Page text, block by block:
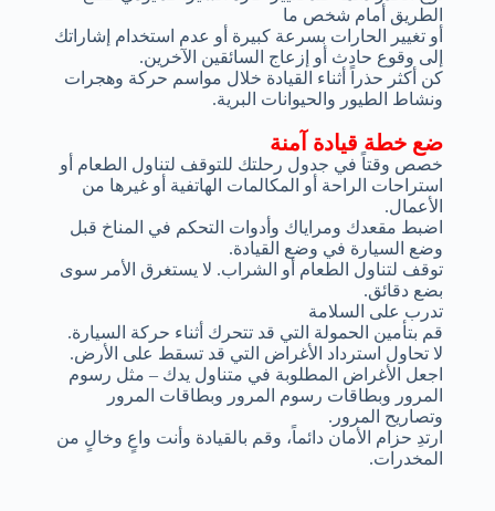
ضع خطة قيادة آمنة
خصص وقتاً في جدول رحلتك للتوقف لتناول الطعام أو
استراحات الراحة أو المكالمات الهاتفية أو غيرها من
الأعمال.
اضبط مقعدك ومراياك وأدوات التحكم في المناخ قبل
وضع السيارة في وضع القيادة.
توقف لتناول الطعام أو الشراب. لا يستغرق الأمر سوى
بضع دقائق.
تدرب على السلامة
قم بتأمين الحمولة التي قد تتحرك أثناء حركة السيارة.
لا تحاول استرداد الأغراض التي قد تسقط على الأرض.
اجعل الأغراض المطلوبة في متناول يدك – مثل رسوم
المرور وبطاقات رسوم المرور وبطاقات المرور
وتصاريح المرور.
ارتدِ حزام الأمان دائماً، وقم بالقيادة وأنت واعٍ وخالٍ من
المخدرات.
الطريق أمام شخص ما
أو تغيير الحارات بسرعة كبيرة أو عدم استخدام إشاراتك
إلى وقوع حادث أو إزعاج السائقين الآخرين.
كن أكثر حذراً أثناء القيادة خلال مواسم حركة وهجرات
ونشاط الطيور والحيوانات البرية.